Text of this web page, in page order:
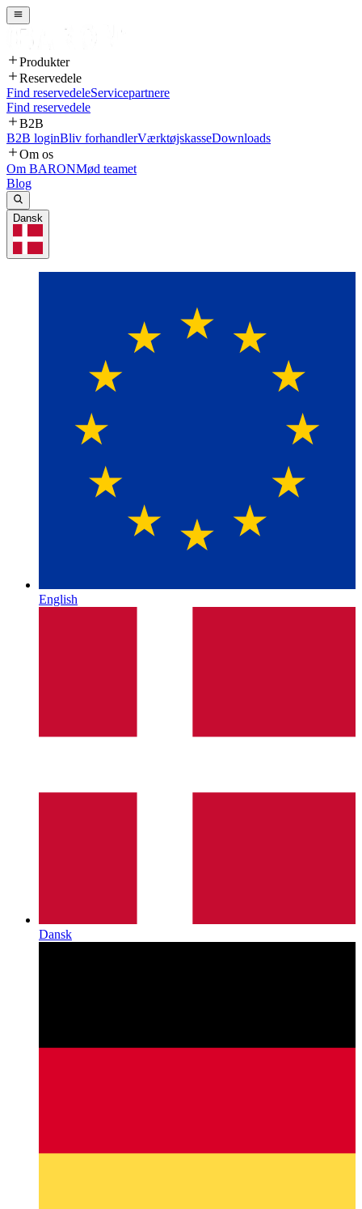
Produkter
Reservedele
Find reservedeleServicepartnere
Find reservedele
B2B
B2B loginBliv forhandlerVærktøjskasseDownloads
Om os
Om BARONMød teamet
Blog
Dansk
English
Dansk